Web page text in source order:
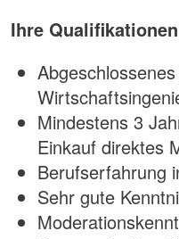
Ihre
Mindestens 3
Einkauf direktes
Berufserfahrung
Sehr gute